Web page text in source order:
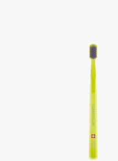
Boadicea The Victorious